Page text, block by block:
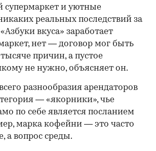
супермаркет и уютные
реальных последствий за
вкуса» заработает
нет — договор мог быть
причин, а пустое
не нужно, объясняет он.
разнообразия арендаторов
— «якорники», чье
по себе является посланием
марка кофейни — это часто
а вопрос среды.